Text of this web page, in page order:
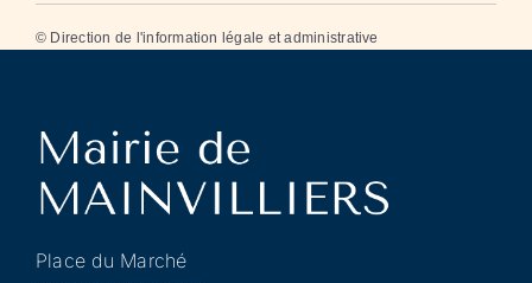
© Direction de l'information légale et administrative
Place du Marché